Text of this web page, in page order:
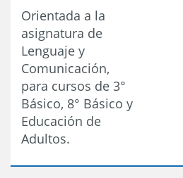
Orientada a la
asignatura de
Lenguaje y
Comunicación,
para cursos de 3°
Básico, 8° Básico y
Educación de
Adultos.